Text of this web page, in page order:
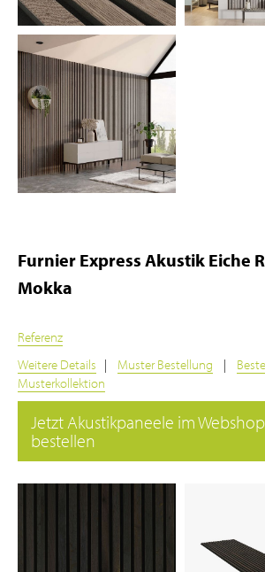
Furnier Express Akustik Eiche
Mokka
Referenz
Weitere Details | Muster Bestellung |
Musterkollektion
Jetzt Akustikpaneele im Webshop
bestellen